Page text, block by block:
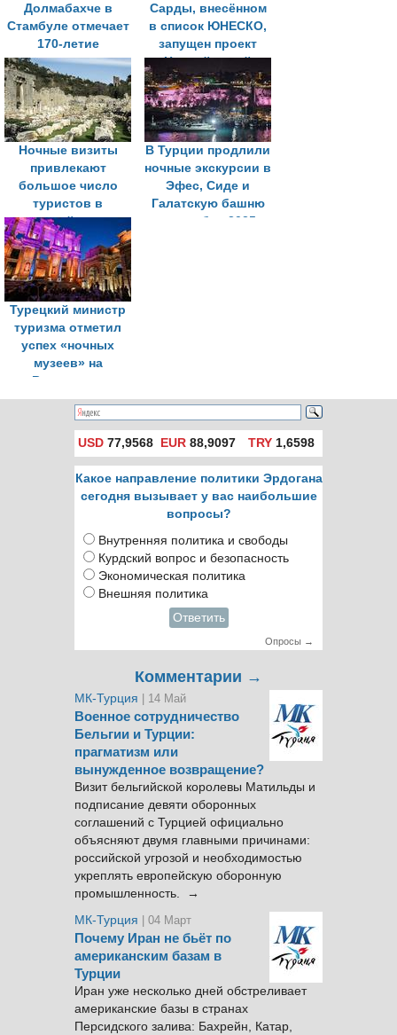
Долмабахче в
Стамбуле отмечает
170-летие
Сарды, внесённом
в список ЮНЕСКО,
запущен проект
«Ночной музей»
Ночные визиты
привлекают
большое число
туристов в
древний город
Олимпос в Турции
В Турции продлили
ночные экскурсии в
Эфес, Сиде и
Галатскую башню
до ноября 2025
Турецкий министр
туризма отметил
успех «ночных
музеев» на
Всемирном
туристическом
саммите
USD 77,9568 EUR 88,9097 TRY1,6598
Какое направление политики Эрдогана
сегодня вызывает у вас наибольшие
вопросы?
Внутренняя политика и свободы
Курдский вопрос и безопасность
Экономическая политика
Внешняя политика
Ответить
Опросы →
Комментарии →
МК-Турция | 14 Май
Военное сотрудничество
Бельгии и Турции:
прагматизм или
вынужденное возвращение?
Визит бельгийской королевы Матильды и
подписание девяти оборонных
соглашений с Турцией официально
объясняют двумя главными причинами:
российской угрозой и необходимостью
укреплять европейскую оборонную
промышленность. →
МК-Турция
| 04 Март
Почему Иран не бьёт по
американским базам в
Турции
Иран уже несколько дней обстреливает
американские базы в странах
Персидского залива: Бахрейн, Катар,